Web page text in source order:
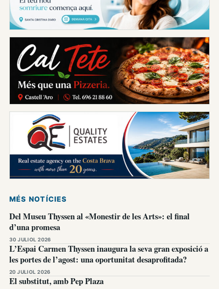
MÉS NOTÍCIES
Del Museu Thyssen al «Monestir de les Arts»: el final
d’una promesa
30 JULIOL 2026
L’Espai Carmen Thyssen inaugura la seva gran exposició a
les portes de l’agost: una oportunitat desaprofitada?
20 JULIOL 2026
El substitut, amb Pep Plaza